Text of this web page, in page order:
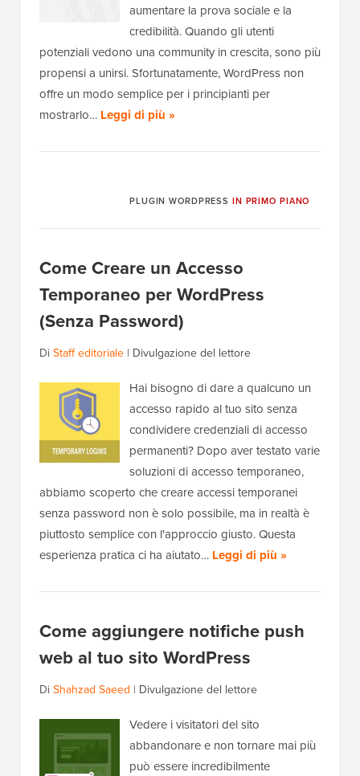
aumentare la prova sociale e la
credibilità. Quando gli utenti
potenziali vedono una community in crescita, sono più
propensi a unirsi. Sfortunatamente, WordPress non
offre un modo semplice per i principianti per
mostrarlo… Leggi di più »
PLUGIN WORDPRESS IN PRIMO PIANO
Come Creare un Accesso
Temporaneo per WordPress
(Senza Password)
Di Staff editoriale | Divulgazione del lettore
Hai bisogno di dare a qualcuno un
accesso rapido al tuo sito senza
condividere credenziali di accesso
permanenti? Dopo aver testato varie
soluzioni di accesso temporaneo,
abbiamo scoperto che creare accessi temporanei
senza password non è solo possibile, ma in realtà è
piuttosto semplice con l'approccio giusto. Questa
esperienza pratica ci ha aiutato… Leggi di più »
Come aggiungere notifiche push
web al tuo sito WordPress
Di Shahzad Saeed | Divulgazione del lettore
Vedere i visitatori del sito
abbandonare e non tornare mai più
può essere incredibilmente